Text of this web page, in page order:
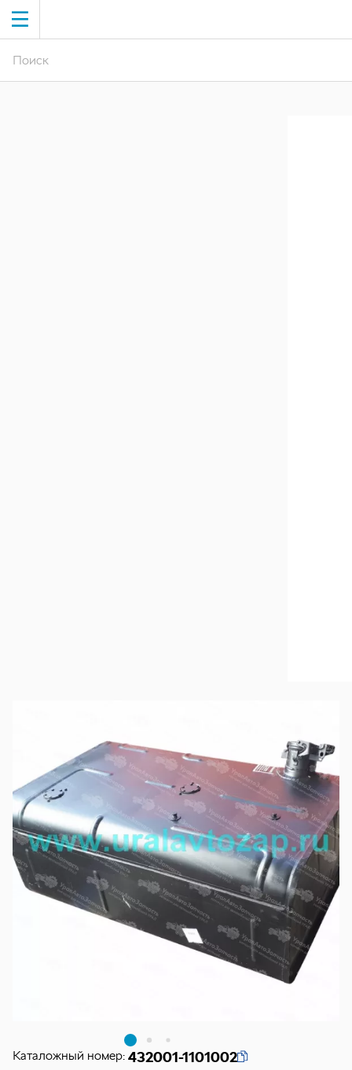
Каталожный номер: 432001-1101002